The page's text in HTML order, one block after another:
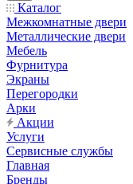
Каталог
Межкомнатные двери
Металлические двери
Мебель
Фурнитура
Экраны
Перегородки
Арки
Акции
Услуги
Сервисные службы
Главная
Бренды